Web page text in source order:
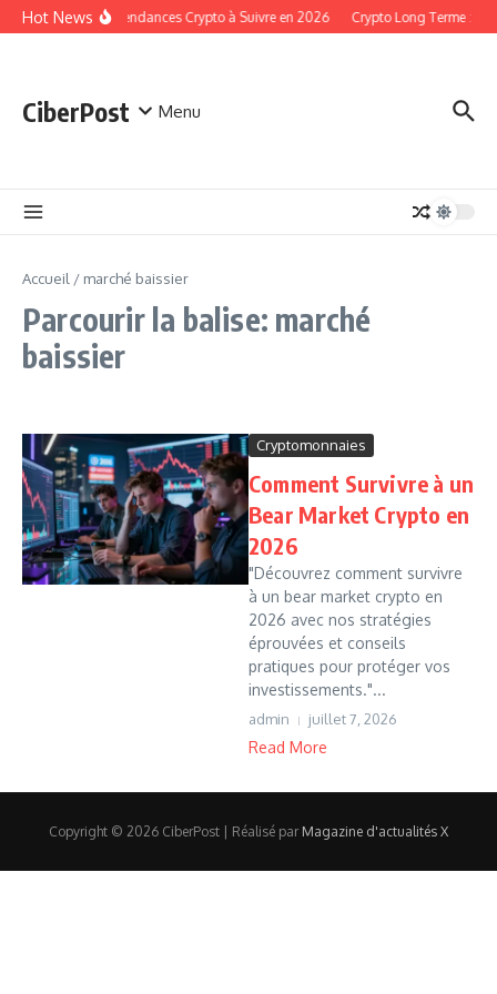
Aller au contenu
Hot NewsLes Tendances Crypto à Suivre en 2026 Crypto Long Terme :
CiberPost Menu
Accueil / marché baissier
Parcourir la balise: marché
baissier
Cryptomonnaies
Comment Survivre à un
Bear Market Crypto en
2026
"Découvrez comment survivre
à un bear market crypto en
2026 avec nos stratégies
éprouvées et conseils
pratiques pour protéger vos
investissements."...
admin juillet 7, 2026
Read More
Copyright © 2026 CiberPost | Réalisé par Magazine d'actualités X